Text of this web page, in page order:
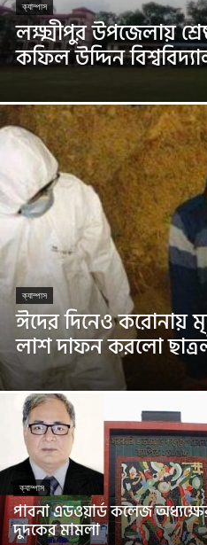
ক্যাম্পাস
লক্ষ্মীপুর উপজেলায়
কফিল উদ্দিন
ক্যাম্পাস
ঈদের দিনেও করোনায়
লাশ দাফন করলো
ক্যাম্পাস
পাবনা এডওয়ার্ড কলেজ
দুদকের মামলা